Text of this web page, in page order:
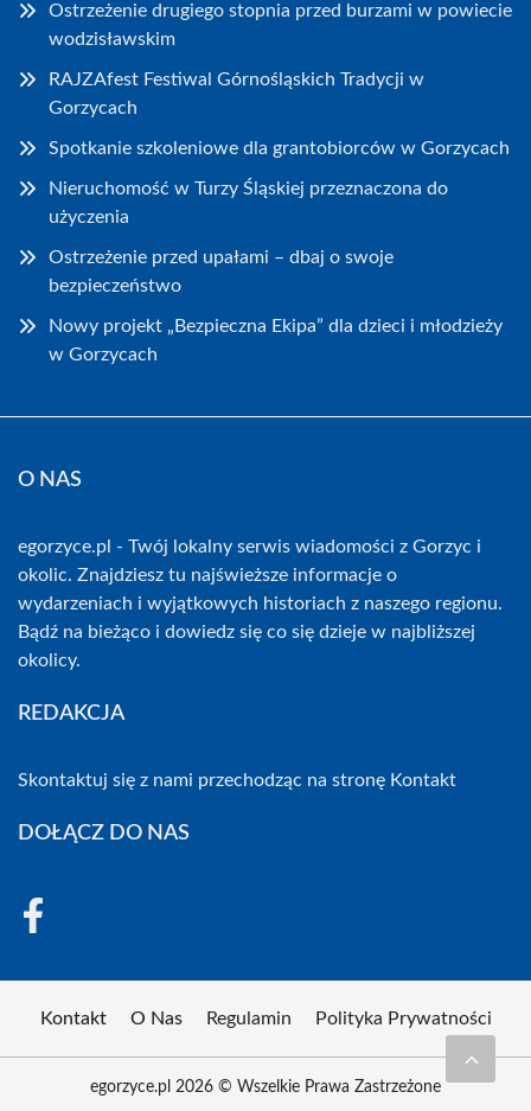
Ostrzeżenie drugiego stopnia przed burzami w powiecie
wodzisławskim
RAJZAfest Festiwal Górnośląskich Tradycji w
Gorzycach
Spotkanie szkoleniowe dla grantobiorców w Gorzycach
Nieruchomość w Turzy Śląskiej przeznaczona do
użyczenia
Ostrzeżenie przed upałami – dbaj o swoje
bezpieczeństwo
Nowy projekt „Bezpieczna Ekipa” dla dzieci i młodzieży
w Gorzycach
O NAS
egorzyce.pl - Twój lokalny serwis wiadomości z Gorzyc i
okolic. Znajdziesz tu najświeższe informacje o
wydarzeniach i wyjątkowych historiach z naszego regionu.
Bądź na bieżąco i dowiedz się co się dzieje w najbliższej
okolicy.
REDAKCJA
Skontaktuj się z nami przechodząc na stronę Kontakt
DOŁĄCZ DO NAS
Kontakt O Nas Regulamin Polityka Prywatności
egorzyce.pl 2026 © Wszelkie Prawa Zastrzeżone